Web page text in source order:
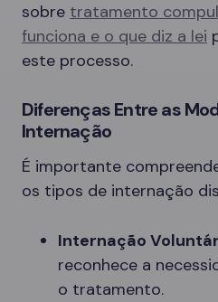
sobre tratamento
funciona e o que diz a lei
este processo.
Diferenças Entre as
Internação
É importante
os tipos de internação
Internação
reconhece a
o tratamento.